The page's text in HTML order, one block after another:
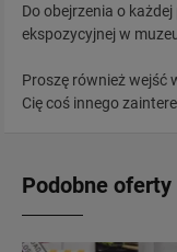
Do obejrzenia o
ekspozycyjnej w
Proszę również wejść
Cię coś innego
Podobne oferty